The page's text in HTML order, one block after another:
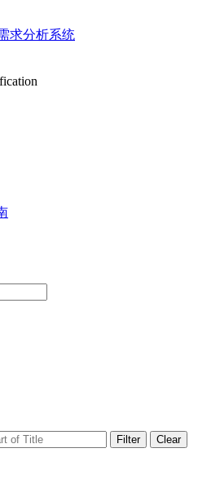
求分析系统
Filter Clear